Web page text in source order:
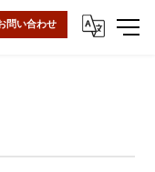
問い合わせ